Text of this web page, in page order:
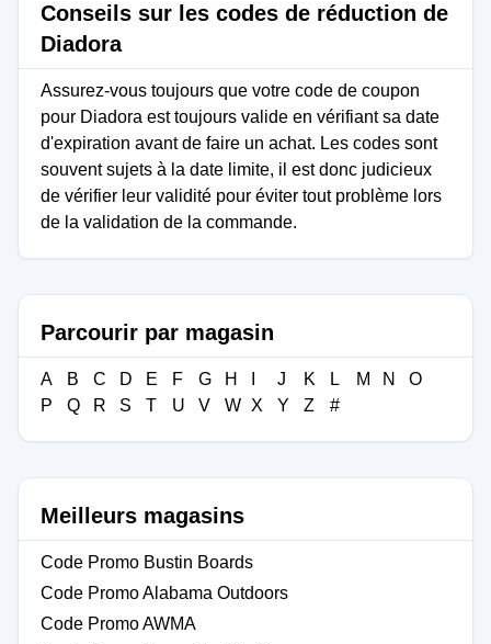
Conseils sur les codes de réduction de
Diadora
Assurez-vous toujours que votre code de coupon
pour Diadora est toujours valide en vérifiant sa date
d'expiration avant de faire un achat. Les codes sont
souvent sujets à la date limite, il est donc judicieux
de vérifier leur validité pour éviter tout problème lors
de la validation de la commande.
Parcourir par magasin
A B C D E F G H J K L M N
O
P
Q R S T U V W X Y Z #
Meilleurs magasins
Code Promo Bustin Boards
Code Promo Alabama Outdoors
Code Promo AWMA